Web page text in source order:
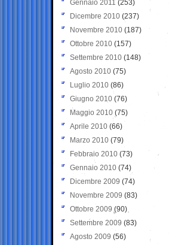
Gennaio 2011 (253)
Dicembre 2010 (237)
Novembre 2010 (187)
Ottobre 2010 (157)
Settembre 2010 (148)
Agosto 2010 (75)
Luglio 2010 (86)
Giugno 2010 (76)
Maggio 2010 (75)
Aprile 2010 (66)
Marzo 2010 (79)
Febbraio 2010 (73)
Gennaio 2010 (74)
Dicembre 2009 (74)
Novembre 2009 (83)
Ottobre 2009 (90)
Settembre 2009 (83)
Agosto 2009 (56)